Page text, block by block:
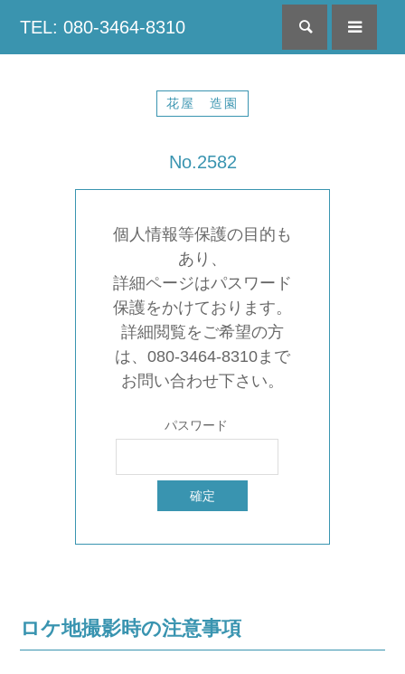
TEL: 080-3464-8310 検索
花屋 造園
No.2582
個人情報等保護の目的も
あり、
詳細ページはパスワード
保護をかけております。
詳細閲覧をご希望の方
は、080-3464-8310まで
お問い合わせ下さい。
パスワード
ロケ地撮影時の注意事項